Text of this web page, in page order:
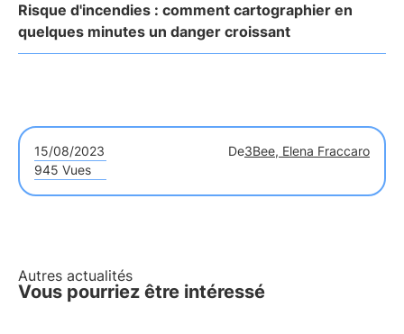
Risque d'incendies : comment cartographier en
quelques minutes un danger croissant
15/08/2023 De3Bee, Elena Fraccaro
945 Vues
Autres actualités
Vous pourriez être intéressé